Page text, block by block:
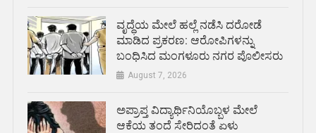
ವೃದ್ಧೆಯ ಮೇಲೆ ಹಲ್ಲೆ ನಡೆಸಿ ದರೋಡೆ
ಮಾಡಿದ ಪ್ರಕರಣ: ಆರೋಪಿಗಳನ್ನು
ಬಂಧಿಸಿದ ಮಂಗಳೂರು ನಗರ ಪೊಲೀಸರು
August 7, 2026
ಅಪ್ರಾಪ್ತ ವಿದ್ಯಾರ್ಥಿನಿಯೊಬ್ಬಳ ಮೇಲೆ
ಆಕೆಯ ತಂದೆ ಸೇರಿದಂತೆ ಏಳು